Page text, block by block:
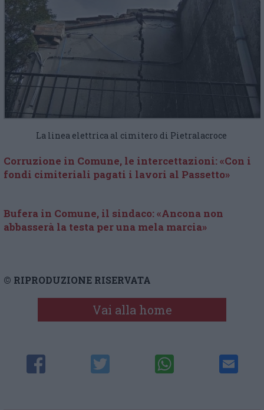
La linea elettrica al cimitero di Pietralacroce
Corruzione in Comune, le intercettazioni: «Con i
fondi cimiteriali pagati i lavori al Passetto»
Bufera in Comune, il sindaco: «Ancona non
abbasserà la testa per una mela marcia»
© RIPRODUZIONE RISERVATA
Vai alla home